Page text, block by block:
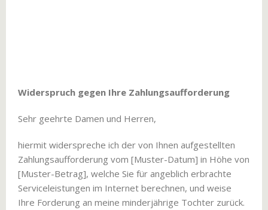
Widerspruch gegen Ihre Zahlungsaufforderung
Sehr geehrte Damen und Herren,
hiermit widerspreche ich der von Ihnen aufgestellten
Zahlungsaufforderung vom [Muster-Datum] in Höhe von
[Muster-Betrag], welche Sie für angeblich erbrachte
Serviceleistungen im Internet berechnen, und weise
Ihre Forderung an meine minderjährige Tochter zurück.